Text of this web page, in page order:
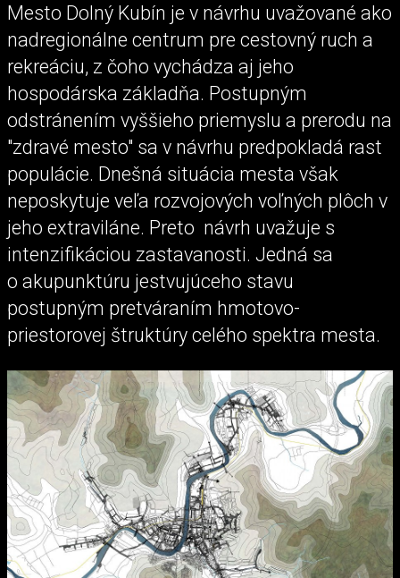
Mesto Dolný Kubín je v návrhu uvažované ako
nadregionálne centrum pre cestovný ruch a
rekreáciu, z čoho vychádza aj jeho
hospodárska základňa. Postupným
odstránením vyššieho priemyslu a prerodu na
"zdravé mesto" sa v návrhu predpokladá rast
populácie. Dnešná situácia mesta však
neposkytuje veľa rozvojových voľných plôch v
jeho extraviláne. Preto návrh uvažuje s
intenzifikáciou zastavanosti. Jedná sa
o akupunktúru jestvujúceho stavu
postupným pretváraním hmotovo-
priestorovej štruktúry celého spektra mesta.